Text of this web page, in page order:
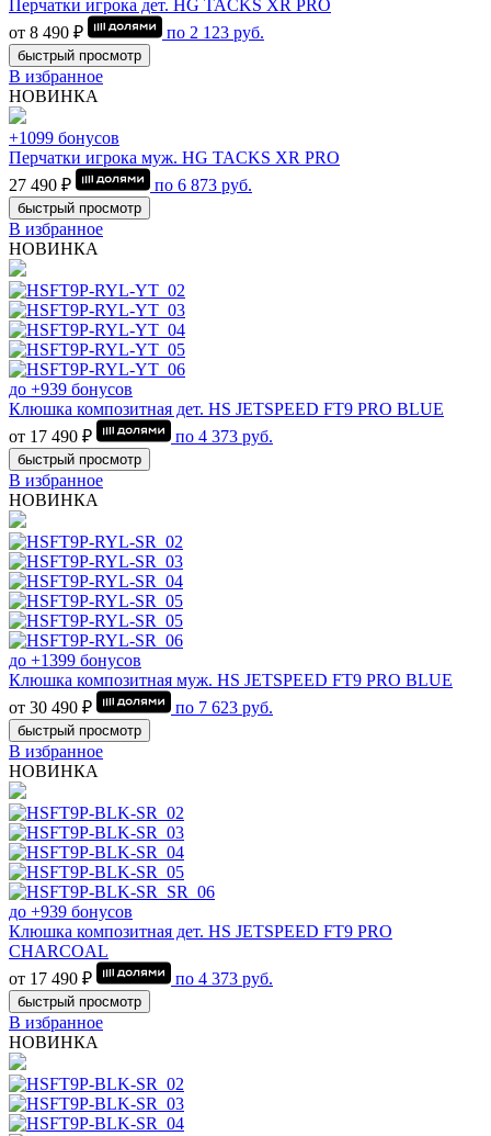
Перчатки игрока дет. HG TACKS XR PRO
от 8 490 ₽
по 2 123 руб.
быстрый просмотр
В избранное
НОВИНКА
+1099 бонусов
Перчатки игрока муж. HG TACKS XR PRO
27 490 ₽
по 6 873 руб.
быстрый просмотр
В избранное
НОВИНКА
до +939 бонусов
Клюшка композитная дет. HS JETSPEED FT9 PRO BLUE
от 17 490 ₽
по 4 373 руб.
быстрый просмотр
В избранное
НОВИНКА
до +1399 бонусов
Клюшка композитная муж. HS JETSPEED FT9 PRO BLUE
от 30 490 ₽
по 7 623 руб.
быстрый просмотр
В избранное
НОВИНКА
до +939 бонусов
Клюшка композитная дет. HS JETSPEED FT9 PRO
CHARCOAL
от 17 490 ₽
по 4 373 руб.
быстрый просмотр
В избранное
НОВИНКА